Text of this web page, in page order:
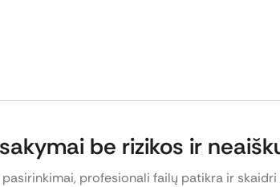
reklaminį plakatą nuo dulkių, drėgmės ar
be rizikos ir
profesionali failų patikra ir skaidri